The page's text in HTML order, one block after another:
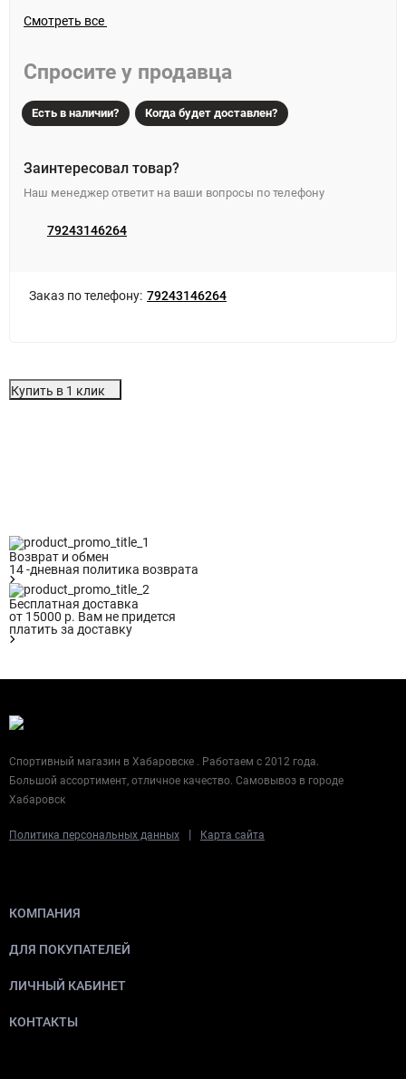
Смотреть все
Спросите у продавца
Есть в наличии? Когда будет доставлен?
Заинтересовал товар?
Наш менеджер ответит на ваши вопросы по телефону
79243146264
Заказ по телефону: 79243146264
Купить в 1 клик
Возврат и обмен
14 -дневная политика возврата
Бесплатная доставка
от 15000 р. Вам не придется
платить за доставку
Спортивный магазин в Хабаровске . Работаем с 2012 года.
Большой ассортимент, отличное качество. Самовывоз в городе
Хабаровск
Политика персональных данных | Карта сайта
КОМПАНИЯ
ДЛЯ ПОКУПАТЕЛЕЙ
ЛИЧНЫЙ КАБИНЕТ
КОНТАКТЫ